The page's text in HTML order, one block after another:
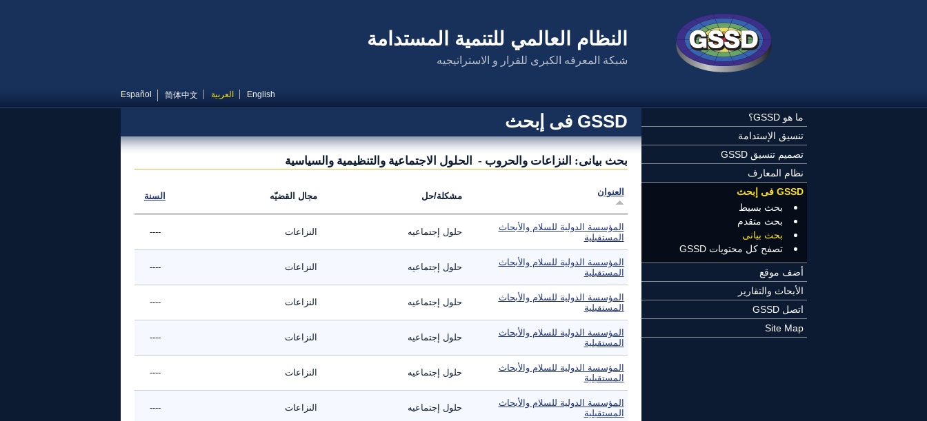
النظام العالمي للتنمية المستدامة
شبكة المعرفه الكبرى للقرار و الاستراتيجيه
English العربية 简体中文
Español
ما هو GSSD؟
تنسيق الإستدامة
تصميم تنسيق GSSD
نظام المعارف
GSSD فى إبحث
بحث بسيط
بحث متقدم
بحث بيانى
تصفح كل محتويات GSSD
أضف موقع
الأبحاث والتقارير
اتصل GSSD
Site Map
GSSD فى إبحث
بحث بيانى: النزاعات والحروب - الحلول الاجتماعية والتنظيمية والسياسية
العنوان مشكلة/حل مجال القضيّه السنة
المؤسسة الدولية للسلام والأبحاث
المستقبلية
حلول إجتماعيه النزاعات ----
المؤسسة الدولية للسلام والأبحاث
المستقبلية
حلول إجتماعيه النزاعات ----
المؤسسة الدولية للسلام والأبحاث
المستقبلية
حلول إجتماعيه النزاعات ----
المؤسسة الدولية للسلام والأبحاث
المستقبلية
حلول إجتماعيه النزاعات ----
المؤسسة الدولية للسلام والأبحاث
المستقبلية
حلول إجتماعيه النزاعات ----
المؤسسة الدولية للسلام والأبحاث
المستقبلية
حلول إجتماعيه النزاعات ----